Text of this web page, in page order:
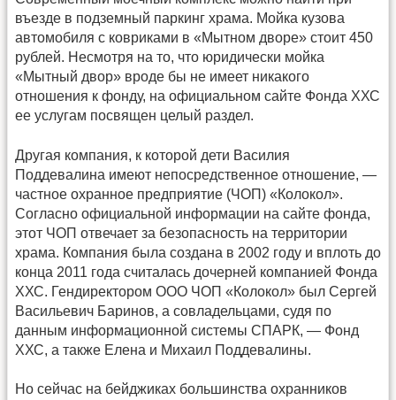
въезде в подземный паркинг храма. Мойка кузова
автомобиля с ковриками в «Мытном дворе» стоит 450
рублей. Несмотря на то, что юридически мойка
«Мытный двор» вроде бы не имеет никакого
отношения к фонду, на официальном сайте Фонда ХХС
ее услугам посвящен целый раздел.
Другая компания, к которой дети Василия
Поддевалина имеют непосредственное отношение, —
частное охранное предприятие (ЧОП) «Колокол».
Согласно официальной информации на сайте фонда,
этот ЧОП отвечает за безопасность на территории
храма. Компания была создана в 2002 году и вплоть до
конца 2011 года считалась дочерней компанией Фонда
ХХС. Гендиректором ООО ЧОП «Колокол» был Сергей
Васильевич Баринов, а совладельцами, судя по
данным информационной системы СПАРК, — Фонд
ХХС, а также Елена и Михаил Поддевалины.
Но сейчас на бейджиках большинства охранников